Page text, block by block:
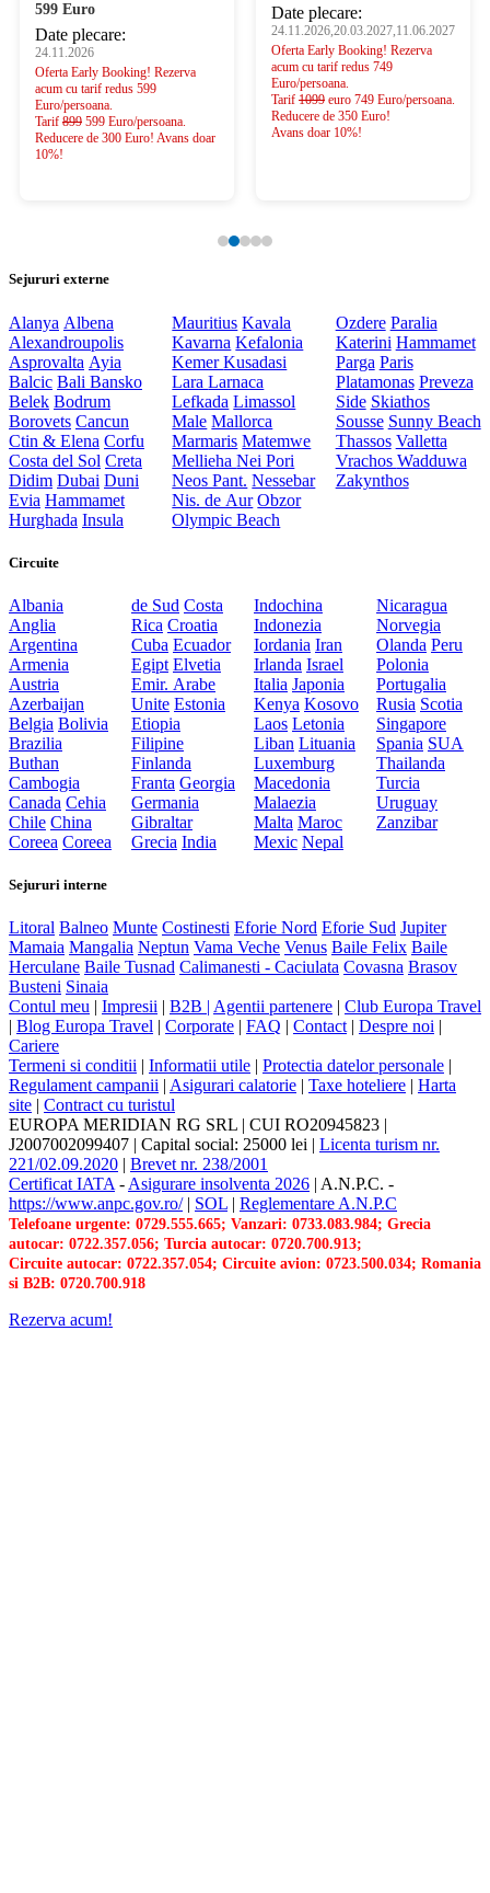
599 Euro
Date plecare:
24.11.2026
Oferta Early Booking! Rezerva
acum cu tarif redus 599
Euro/persoana.
Tarif 899 599 Euro/persoana.
Reducere de 300 Euro! Avans doar
10%!
Date plecare:
24.11.2026,20.03.2027,11.06.2027
Oferta Early Booking! Rezerva
acum cu tarif redus 749
Euro/persoana.
Tarif 1099 euro 749 Euro/persoana.
Reducere de 350 Euro!
Avans doar 10%!
Sejururi externe
Alanya Albena
Alexandroupolis
Asprovalta Ayia
Balcic Bali Bansko
Belek Bodrum
Borovets Cancun
Ctin & Elena Corfu
Costa del Sol Creta
Didim Dubai Duni
Evia Hammamet
Hurghada Insula
Mauritius Kavala
Kavarna Kefalonia
KemerKusadasi
LaraLarnaca
Lefkada Limassol
Male Mallorca
Marmaris Matemwe
MelliehaNei Pori
Neos Pant. Nessebar
Nis. de Aur Obzor
Olympic Beach
Ozdere Paralia
Katerini Hammamet
Parga Paris
Platamonas Preveza
Side Skiathos
Sousse Sunny Beach
Thassos Valletta
Vrachos Wadduwa
Zakynthos
Circuite
Albania
Anglia
Argentina
Armenia
Austria
Azerbaijan
Belgia Bolivia
Brazilia
Buthan
Cambogia
Canada Cehia
Chile China
Coreea Coreea
de Sud Costa
Rica Croatia
Cuba Ecuador
Egipt Elvetia
Emir. Arabe
Unite Estonia
Etiopia
Filipine
Finlanda
Franta Georgia
Germania
Gibraltar
Grecia India
Indochina
Indonezia
Iordania Iran
Irlanda Israel
Italia Japonia
Kenya Kosovo
Laos Letonia
Liban Lituania
Luxemburg
Macedonia
Malaezia
Malta Maroc
Mexic Nepal
Nicaragua
Norvegia
Olanda Peru
Polonia
Portugalia
Rusia Scotia
Singapore
Spania SUA
Thailanda
Turcia
Uruguay
Zanzibar
Sejururi interne
Litoral Balneo Munte Costinesti Eforie Nord Eforie Sud Jupiter
Mamaia Mangalia Neptun Vama Veche Venus Baile Felix Baile
Herculane Baile Tusnad Calimanesti - Caciulata Covasna Brasov
Busteni Sinaia
Contul meu | Impresii | B2B | Agentii partenere | Club Europa Travel
| Blog Europa Travel | Corporate | FAQ | Contact | Despre noi |
Cariere
Termeni si conditii | Informatii utile | Protectia datelor personale |
Regulament campanii | Asigurari calatorie | Taxe hoteliere | Harta
site | Contract cu turistul
EUROPA MERIDIAN RG SRL | CUI RO20945823 |
J2007002099407 | Capital social: 25000 lei | Licenta turism nr.
221/02.09.2020 | Brevet nr. 238/2001
Certificat IATA - Asigurare insolventa 2026 | A.N.P.C. -
https://www.anpc.gov.ro/| SOL | Reglementare A.N.P.C
Telefoane urgente: 0729.555.665; Vanzari: 0733.083.984; Grecia
autocar: 0722.357.056; Turcia autocar: 0720.700.913;
Circuite autocar: 0722.357.054; Circuite avion: 0723.500.034; Romania
si B2B: 0720.700.918
Rezerva acum!